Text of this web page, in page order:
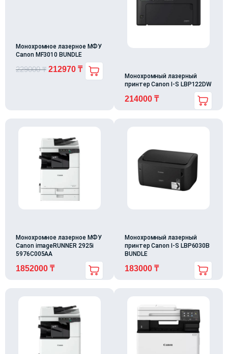
Монохромное лазерное МФУ
Canon MF3010 BUNDLE
229000₸ 212970 ₸
Монохромный лазерный
принтер Canon I-S LBP122DW
214000 ₸
Монохромное лазерное МФУ
Canon imageRUNNER 2925i
5976C005AA
1852000 ₸
Монохромный лазерный
принтер Canon I-S LBP6030B
BUNDLE
183000 ₸